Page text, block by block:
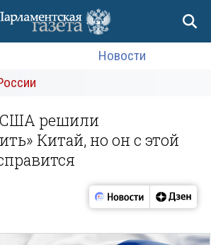
Новости
США решили
Китай, но он с этой